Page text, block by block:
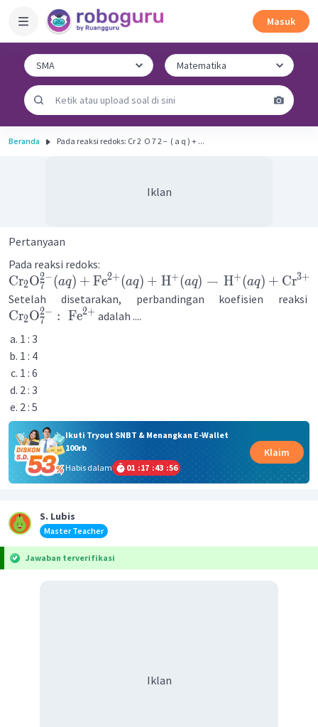
Masuk
Beranda Pada reaksi redoks: Cr 2 ​ O 7 2 − ​ ( a q ) + ...
Iklan
Pertanyaan
Pada reaksi redoks:
Cr2O7
2−(aq) + Fe2+(aq) + H+(aq) → H+(aq) + Cr3+
Setelah disetarakan, perbandingan koefisien reaksi
Cr2O7
2− : Fe2+ adalah ....
1 : 3
1 : 4
1 : 6
2 : 3
2 : 5
Ikuti Tryout SNBT & Menangkan E-Wallet
100rb
Habis dalam
01 :17 :43 :56
Klaim
S. Lubis
Master Teacher
Jawaban terverifikasi
Iklan